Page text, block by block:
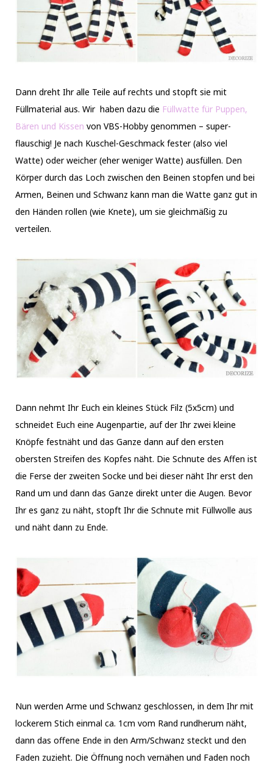
Dann dreht Ihr alle Teile auf rechts und stopft sie mit
Füllmaterial aus. Wir haben dazu die Füllwatte für Puppen,
Bären und Kissen von VBS-Hobby genommen – super-
flauschig! Je nach Kuschel-Geschmack fester (also viel
Watte) oder weicher (eher weniger Watte) ausfüllen. Den
Körper durch das Loch zwischen den Beinen stopfen und bei
Armen, Beinen und Schwanz kann man die Watte ganz gut in
den Händen rollen (wie Knete), um sie gleichmäßig zu
verteilen.
Dann nehmt Ihr Euch ein kleines Stück Filz (5x5cm) und
schneidet Euch eine Augenpartie, auf der Ihr zwei kleine
Knöpfe festnäht und das Ganze dann auf den ersten
obersten Streifen des Kopfes näht. Die Schnute des Affen ist
die Ferse der zweiten Socke und bei dieser näht Ihr erst den
Rand um und dann das Ganze direkt unter die Augen. Bevor
Ihr es ganz zu näht, stopft Ihr die Schnute mit Füllwolle aus
und näht dann zu Ende.
Nun werden Arme und Schwanz geschlossen, in dem Ihr mit
lockerem Stich einmal ca. 1cm vom Rand rundherum näht,
dann das offene Ende in den Arm/Schwanz steckt und den
Faden zuzieht. Die Öffnung noch vernähen und Faden noch